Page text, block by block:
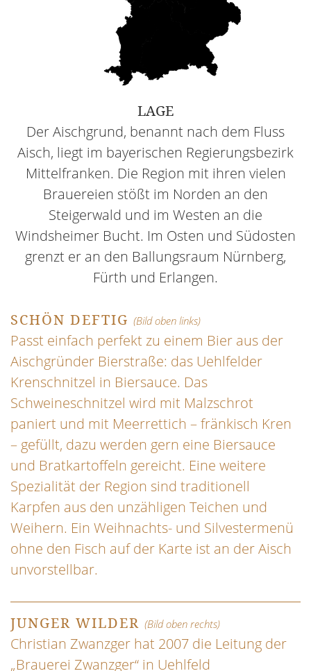
LAGE
Der Aischgrund, benannt nach dem Fluss
Aisch, liegt im bayerischen Regierungsbezirk
Mittelfranken. Die Region mit ihren vielen
Brauereien stößt im Norden an den
Steigerwald und im Westen an die
Windsheimer Bucht. Im Osten und Südosten
grenzt er an den Ballungsraum Nürnberg,
Fürth und Erlangen.
SCHÖN DEFTIG (Bild oben links)
Passt einfach perfekt zu einem Bier aus der
Aischgründer Bierstraße: das Uehlfelder
Krenschnitzel in Biersauce. Das
Schweineschnitzel wird mit Malzschrot
paniert und mit Meerrettich – fränkisch Kren
– gefüllt, dazu werden gern eine Biersauce
und Bratkartoffeln gereicht. Eine weitere
Spezialität der Region sind traditionell
Karpfen aus den unzähligen Teichen und
Weihern. Ein Weihnachts- und Silvestermenü
ohne den Fisch auf der Karte ist an der Aisch
unvorstellbar.
JUNGER WILDER (Bild oben rechts)
Christian Zwanzger hat 2007 die Leitung der
„Brauerei Zwanzger“ in Uehlfeld